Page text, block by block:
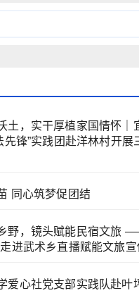
土，实干厚植家国情怀｜
先锋”实践团赴洋林村开展
同心筑梦促团结
野，镜头赋能民宿文旅
进武术乡直播赋能文旅宣
爱心社党支部实践队赴叶